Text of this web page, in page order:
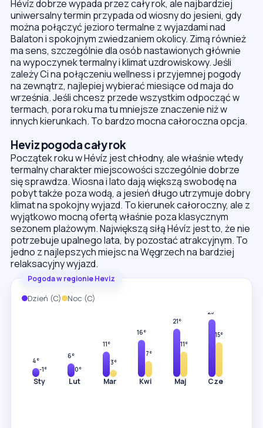
Hévíz dobrze wypada przez cały rok, ale najbardziej
uniwersalny termin przypada od wiosny do jesieni, gdy
można połączyć jezioro termalne z wyjazdami nad
Balaton i spokojnym zwiedzaniem okolicy. Zimą również
ma sens, szczególnie dla osób nastawionych głównie
na wypoczynek termalny i klimat uzdrowiskowy. Jeśli
zależy Ci na połączeniu wellness i przyjemnej pogody
na zewnątrz, najlepiej wybierać miesiące od maja do
września. Jeśli chcesz przede wszystkim odpocząć w
termach, pora roku ma tu mniejsze znaczenie niż w
innych kierunkach. To bardzo mocna całoroczna opcja.
Heviz pogoda cały rok
Początek roku w Hévíz jest chłodny, ale właśnie wtedy
termalny charakter miejscowości szczególnie dobrze
się sprawdza. Wiosna i lato dają większą swobodę na
pobyt także poza wodą, a jesień długo utrzymuje dobry
klimat na spokojny wyjazd. To kierunek całoroczny, ale z
wyjątkowo mocną ofertą właśnie poza klasycznym
sezonem plażowym. Największą siłą Hévíz jest to, że nie
potrzebuje upalnego lata, by pozostać atrakcyjnym. To
jedno z najlepszych miejsc na Węgrzech na bardziej
relaksacyjny wyjazd.
Pogoda w regionie Heviz
Dzień (C) Noc (C)
4°
-1°
Sty
6°
0°
Lut
11°
3°
Mar
16°
7°
Kwi
21°
11°
Maj
25°
15°
Cze